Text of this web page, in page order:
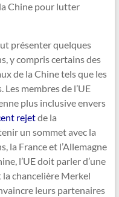
Chine pour lutter
présenter quelques
y compris certains des
de la Chine tels que les
membres de l’UE
plus inclusive envers
rejetde la
un sommet avec la
la France et l’Allemagne
l’UE doit parler d’une
chancelière Merkel
leurs partenaires